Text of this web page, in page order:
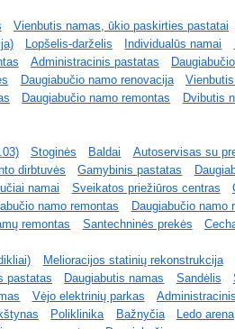
Vienbutis namas, ūkio paskirties pastatai
Lopšelis-darželis Individualūs namai
Administracinis pastatas
Daugiabučio namo renovacija
Daugiabučio namo remontas Dvibutis
Stoginės Baldai Autoservisas su
dirbtuvės Gamybinis pastatas
namai Sveikatos priežiūros centras
namo remontas Daugiabučio namo
remontas Santechninės prekės
Melioracijos statinių rekonstrukcija
pastatas Daugiabutis namas Sandėlis
Vėjo elektrinių parkas
Poliklinika Bažnyčia Ledo arena